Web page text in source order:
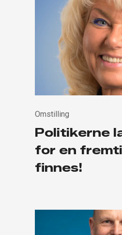
Omstilling
Politikerne
for en
finnes!